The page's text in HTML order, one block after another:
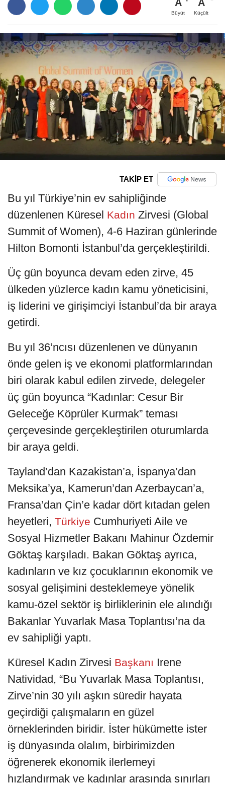
A
Büyüt
A
Küçült
TAKİP ET
Bu yıl Türkiye’nin ev sahipliğinde
düzenlenen Küresel Kadın Zirvesi (Global
Summit of Women), 4-6 Haziran günlerinde
Hilton Bomonti İstanbul’da gerçekleştirildi.
Üç gün boyunca devam eden zirve, 45
ülkeden yüzlerce kadın kamu yöneticisini,
iş liderini ve girişimciyi İstanbul’da bir araya
getirdi.
Bu yıl 36’ncısı düzenlenen ve dünyanın
önde gelen iş ve ekonomi platformlarından
biri olarak kabul edilen zirvede, delegeler
üç gün boyunca “Kadınlar: Cesur Bir
Geleceğe Köprüler Kurmak” teması
çerçevesinde gerçekleştirilen oturumlarda
bir araya geldi.
Tayland’dan Kazakistan’a, İspanya’dan
Meksika’ya, Kamerun’dan Azerbaycan’a,
Fransa’dan Çin’e kadar dört kıtadan gelen
heyetleri, Türkiye Cumhuriyeti Aile ve
Sosyal Hizmetler Bakanı Mahinur Özdemir
Göktaş karşıladı. Bakan Göktaş ayrıca,
kadınların ve kız çocuklarının ekonomik ve
sosyal gelişimini desteklemeye yönelik
kamu-özel sektör iş birliklerinin ele alındığı
Bakanlar Yuvarlak Masa Toplantısı’na da
ev sahipliği yaptı.
Küresel Kadın Zirvesi Başkanı Irene
Natividad, “Bu Yuvarlak Masa Toplantısı,
Zirve’nin 30 yılı aşkın süredir hayata
geçirdiği çalışmaların en güzel
örneklerinden biridir. İster hükümette ister
iş dünyasında olalım, birbirimizden
öğrenerek ekonomik ilerlemeyi
hızlandırmak ve kadınlar arasında sınırları